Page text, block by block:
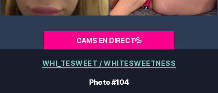
CAMS EN DIRECT💦
Catégories
WHI_TESWEET / WHITESWEETNESS
Photo #104